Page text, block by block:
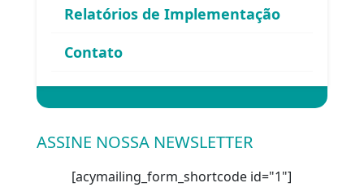
Relatórios de Implementação
Contato
Esqueceu sua senha?
ASSINE NOSSA NEWSLETTER
[acymailing_form_shortcode id="1"]